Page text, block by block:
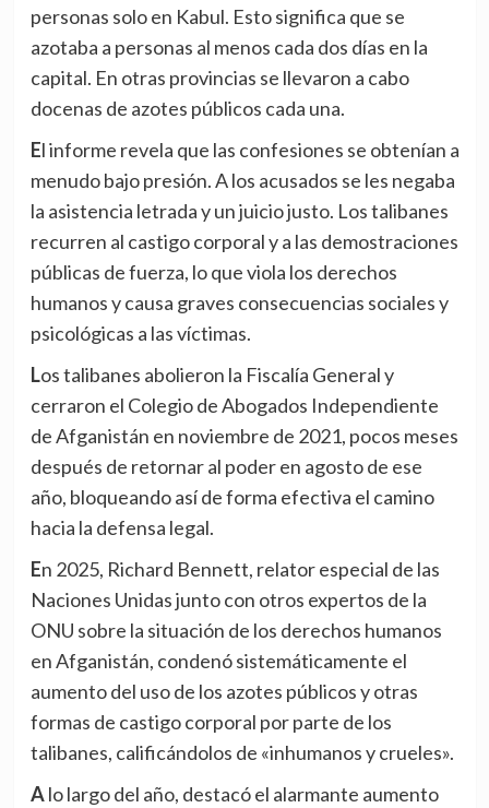
personas solo en Kabul. Esto significa que se
azotaba a personas al menos cada dos días en la
capital. En otras provincias se llevaron a cabo
docenas de azotes públicos cada una.
El informe revela que las confesiones se obtenían a
menudo bajo presión. A los acusados se les negaba
la asistencia letrada y un juicio justo. Los talibanes
recurren al castigo corporal y a las demostraciones
públicas de fuerza, lo que viola los derechos
humanos y causa graves consecuencias sociales y
psicológicas a las víctimas.
Los talibanes abolieron la Fiscalía General y
cerraron el Colegio de Abogados Independiente
de Afganistán en noviembre de 2021, pocos meses
después de retornar al poder en agosto de ese
año, bloqueando así de forma efectiva el camino
hacia la defensa legal.
En 2025, Richard Bennett, relator especial de las
Naciones Unidas junto con otros expertos de la
ONU sobre la situación de los derechos humanos
en Afganistán, condenó sistemáticamente el
aumento del uso de los azotes públicos y otras
formas de castigo corporal por parte de los
talibanes, calificándolos de «inhumanos y crueles».
A lo largo del año, destacó el alarmante aumento